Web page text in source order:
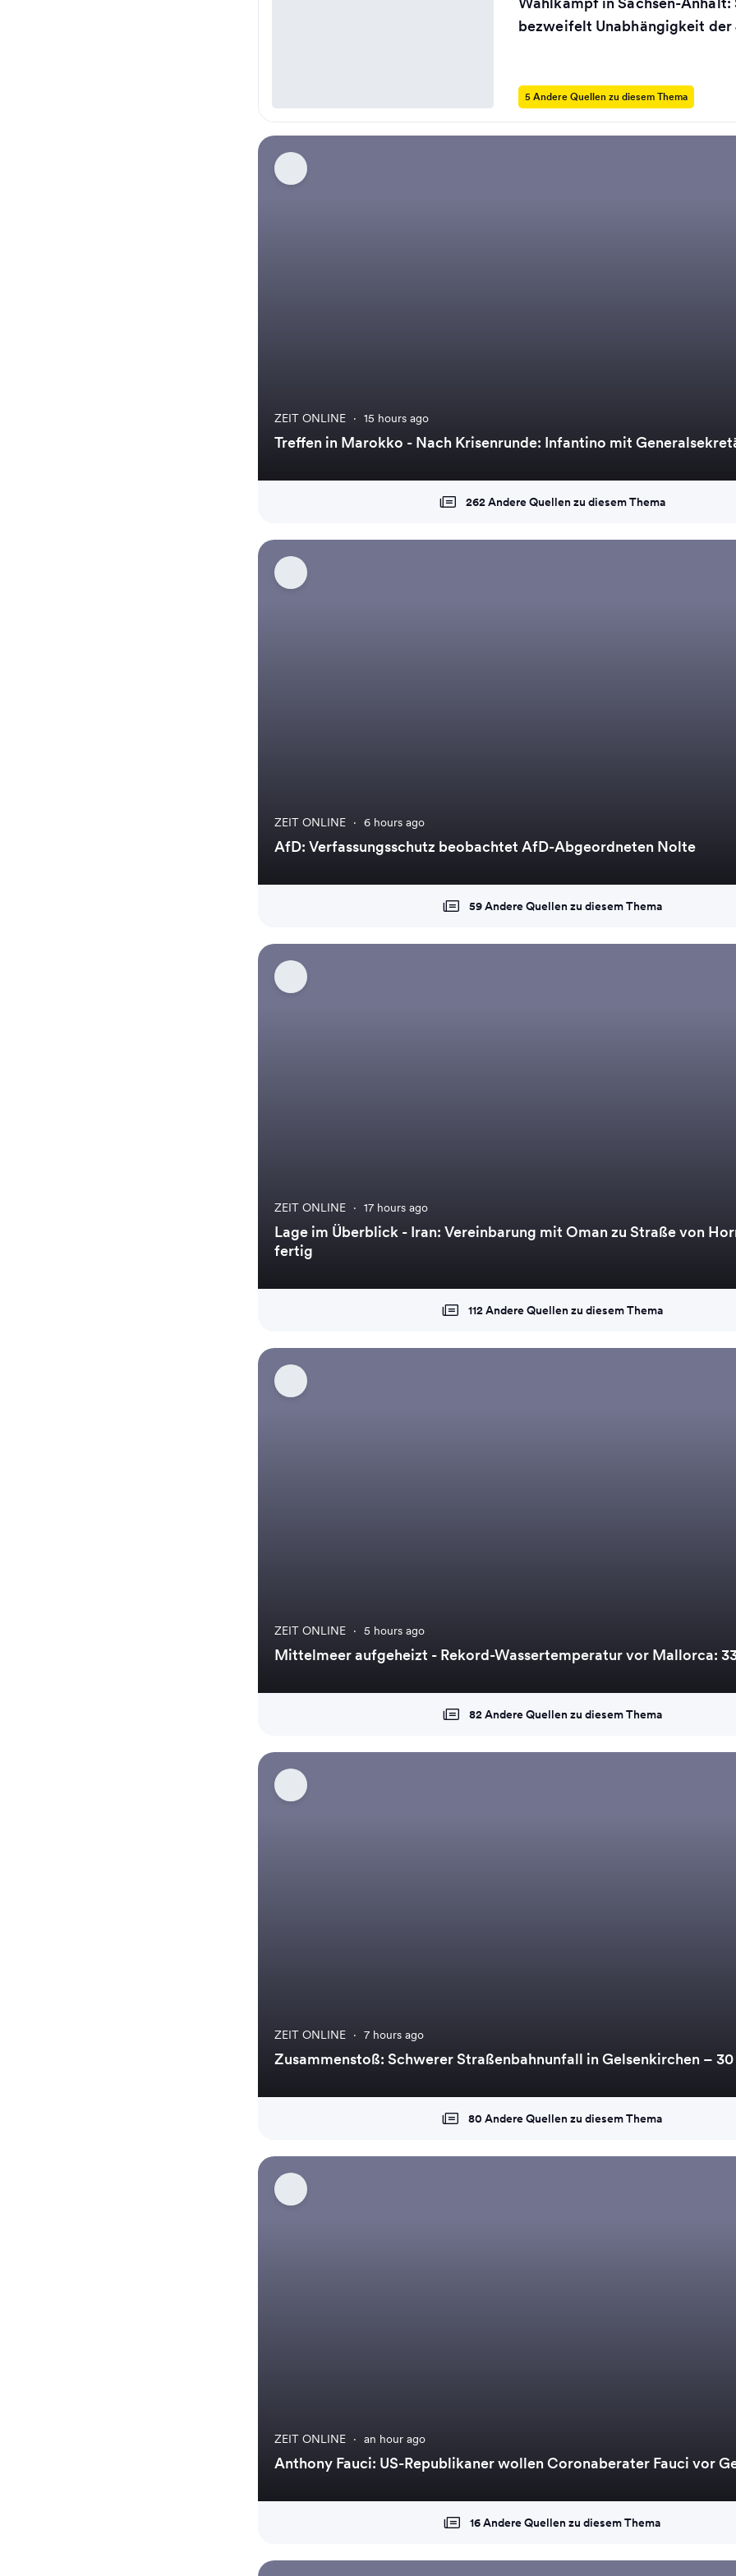
bezweifelt Unabhängigkeit der
5 Andere Quellen zu diesem Thema
ZEIT ONLINE · 15 hours ago
Treffen in Marokko - Nach Krisenrunde: Infantino mit
262 Andere Quellen zu diesem Thema
ZEIT ONLINE · 6 hours ago
AfD: Verfassungsschutz beobachtet AfD-Abgeordneten Nolte
59 Andere Quellen zu diesem Thema
ZEIT ONLINE · 17 hours ago
Lage im Überblick - Iran: Vereinbarung mit Oman zu Straße von
fertig
112 Andere Quellen zu diesem Thema
ZEIT ONLINE · 5 hours ago
Mittelmeer aufgeheizt - Rekord-Wassertemperatur vor Mallorca:
82 Andere Quellen zu diesem Thema
ZEIT ONLINE · 7 hours ago
Zusammenstoß: Schwerer Straßenbahnunfall in Gelsenkirchen –
80 Andere Quellen zu diesem Thema
ZEIT ONLINE · an hour ago
Anthony Fauci: US-Republikaner wollen Coronaberater Fauci vor
16 Andere Quellen zu diesem Thema